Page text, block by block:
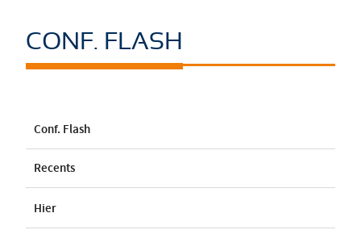
CONF. FLASH
Conf. Flash
Recents
Hier